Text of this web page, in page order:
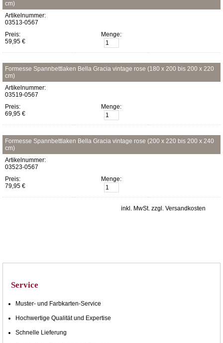
cm)
Artikelnummer:
03513-0567
Preis:
59,95 €
Menge:
Formesse Spannbettlaken Bella Gracia vintage rose (180 x 200 bis 200 x 220
cm)
Artikelnummer:
03519-0567
Preis:
69,95 €
Menge:
Formesse Spannbettlaken Bella Gracia vintage rose (200 x 220 bis 200 x 240
cm)
Artikelnummer:
03523-0567
Preis:
79,95 €
Menge:
inkl. MwSt. zzgl. Versandkosten
Service
Muster- und Farbkarten-Service
Hochwertige Qualität und Expertise
Schnelle Lieferung